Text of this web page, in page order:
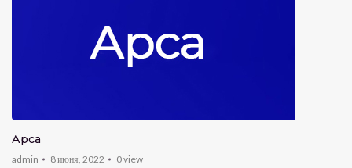
Арса
admin 8 июня, 2022 0view